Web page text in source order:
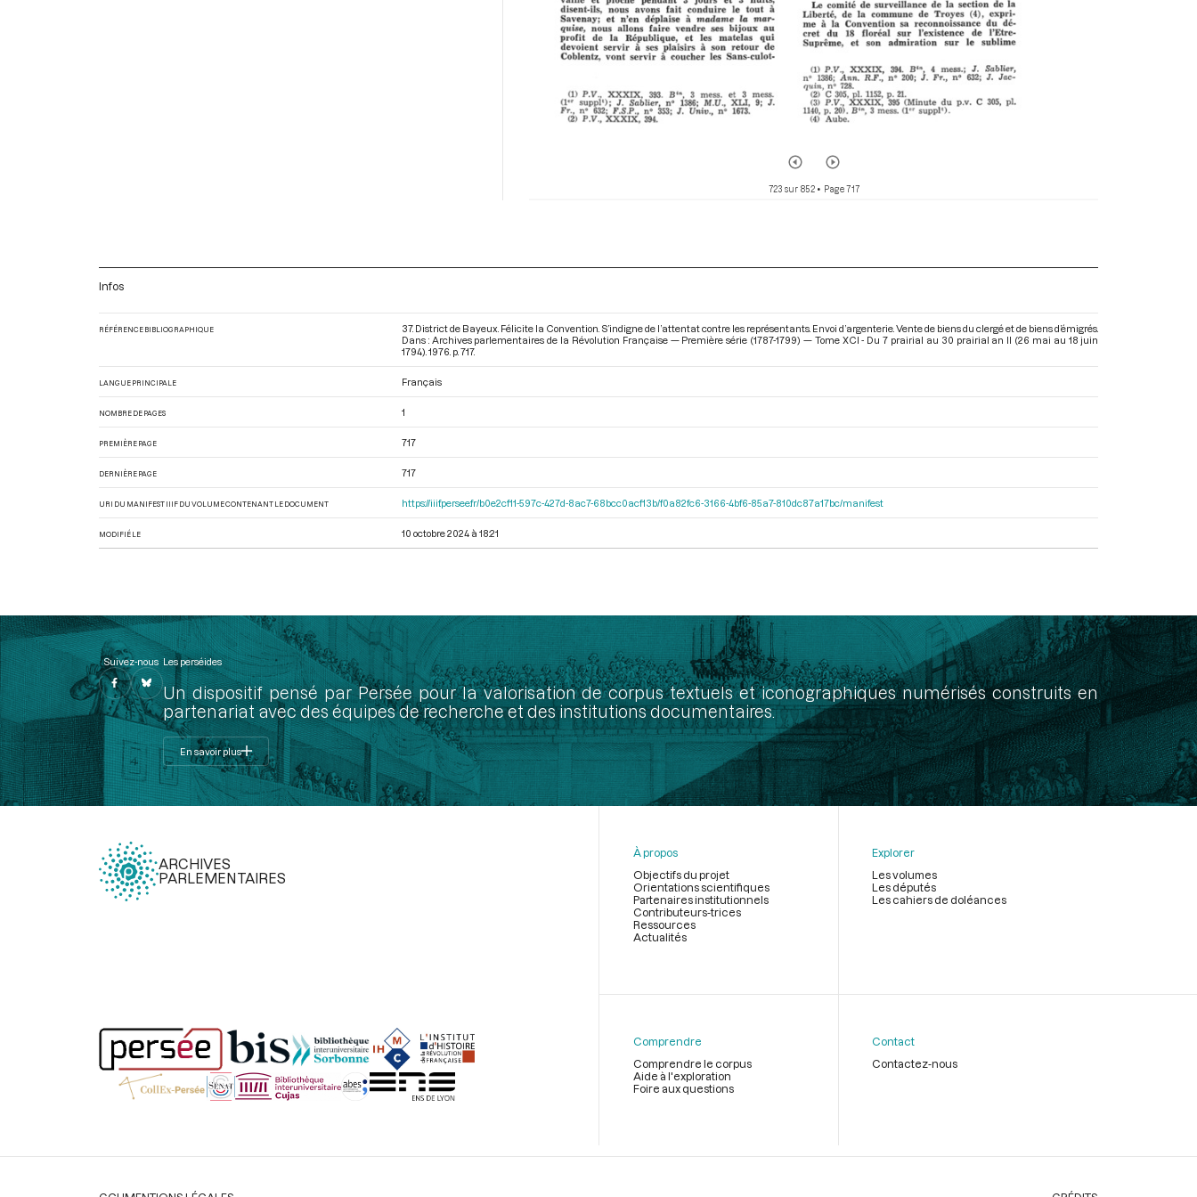
723 sur 852• Page 717
Infos
RÉFÉRENCE BIBLIOGRAPHIQUE
37. District de Bayeux. Félicite la Convention. S’indigne de l’attentat contre les représentants. Envoi d’argenterie. Vente de biens du clergé et de biens d’émigrés.
Dans : Archives parlementaires de la Révolution Française — Première série (1787-1799) — Tome XCI - Du 7 prairial au 30 prairial an II (26 mai au 18 juin
1794) . 1976. p. 717.
LANGUE PRINCIPALE Français
NOMBRE DE PAGES 1
PREMIÈRE PAGE 717
DERNIÈRE PAGE 717
URI DU MANIFEST IIIF DU VOLUME CONTENANT LE DOCUMENT https://iiif.persee.fr/b0e2cf11-597c-427d-8ac7-68bcc0acf13b/f0a82fc6-3166-4bf6-85a7-810dc87a17bc/manifest
MODIFIÉ LE 10 octobre 2024 à 18:21
Suivez-nous Les perséides
Un dispositif pensé par Persée pour la valorisation de corpus textuels et iconographiques numérisés construits en
partenariat avec des équipes de recherche et des institutions documentaires.
En savoir plus
ARCHIVES
PARLEMENTAIRES
page
À propos
Objectifs du projet
Orientations scientifiques
Partenaires institutionnels
Contributeurs-trices
Ressources
Actualités
Explorer
Les volumes
Les députés
Les cahiers de doléances
Comprendre
Comprendre le corpus
Aide à l'exploration
Foire aux questions
Contact
Contactez-nous
Légal